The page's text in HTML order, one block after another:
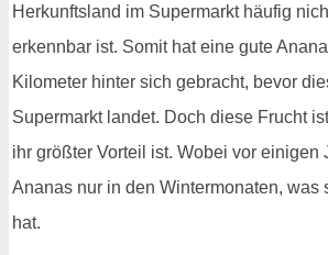
Herkunftsland im Supermarkt häufig
erkennbar ist. Somit hat eine gute
Kilometer hinter sich gebracht, bevor
Supermarkt landet. Doch diese Frucht
ihr größter Vorteil ist. Wobei vor einigen
Ananas nur in den Wintermonaten, was
hat.